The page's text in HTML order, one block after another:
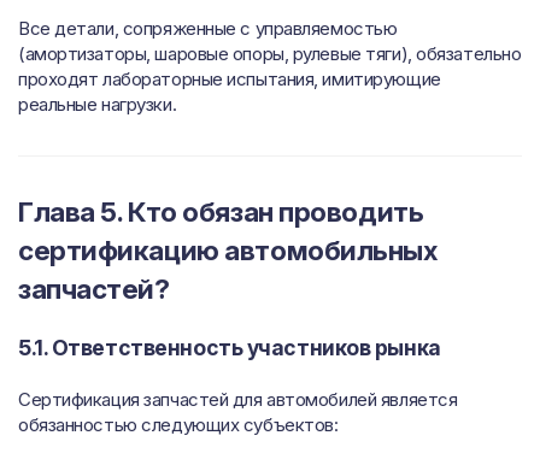
Все детали, сопряженные с управляемостью
(амортизаторы, шаровые опоры, рулевые тяги), обязательно
проходят лабораторные испытания, имитирующие
реальные нагрузки.
Глава 5. Кто обязан проводить
сертификацию автомобильных
запчастей?
5.1. Ответственность участников рынка
Сертификация запчастей для автомобилей является
обязанностью следующих субъектов: